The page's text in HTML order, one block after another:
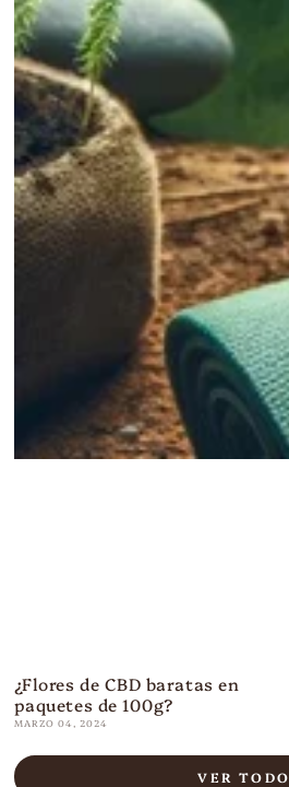
¿Flores de CBD baratas en
paquetes de 100g?
MARZO 04, 2024
VER TODO